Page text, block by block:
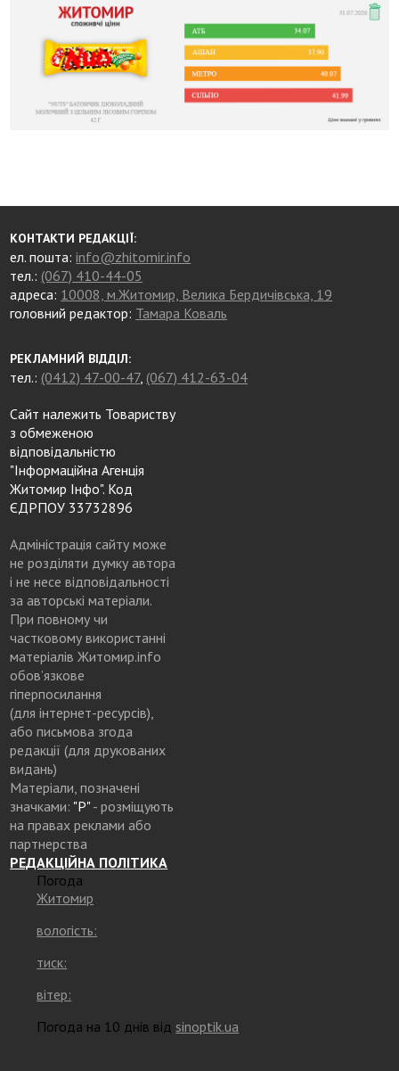
КОНТАКТИ РЕДАКЦІЇ:
ел. пошта:info@zhitomir.info
тел.: (067) 410-44-05
адреса: 10008, м.Житомир, Велика Бердичівська, 19
головний редактор: Тамара Коваль
РЕКЛАМНИЙ ВІДДІЛ:
тел.: (0412) 47-00-47, (067) 412-63-04
Сайт належить Товариству
з обмеженою
відповідальністю
"Інформаційна Агенція
Житомир Інфо". Код
ЄДРПОУ 33732896
Адміністрація сайту може
не розділяти думку автора
і не несе відповідальності
за авторські матеріали.
При повному чи
частковому використанні
матеріалів Житомир.info
обов’язкове
гіперпосилання
(для інтернет-ресурсів),
або письмова згода
редакції (для друкованих
видань)
Матеріали, позначені
значками: "Р"- розміщують
на правах реклами або
партнерства
РЕДАКЦІЙНА ПОЛІТИКА
Погода
Житомир
вологість:
тиск:
вітер:
Погода на 10 днів відsinoptik.ua